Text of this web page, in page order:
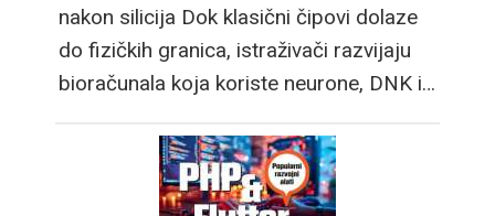
nakon silicija Dok klasični čipovi dolaze
do fizičkih granica, istraživači razvijaju
bioračunala koja koriste neurone, DNK i…